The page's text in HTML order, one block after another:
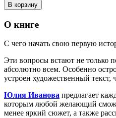
В корзину
О книге
С чего начать свою первую
Эти вопросы встают не только
абсолютно всем. Особенно
устроен художественный
Юлия Иванова предлагает
которым любой желающий
менее яркий сюжет, а также